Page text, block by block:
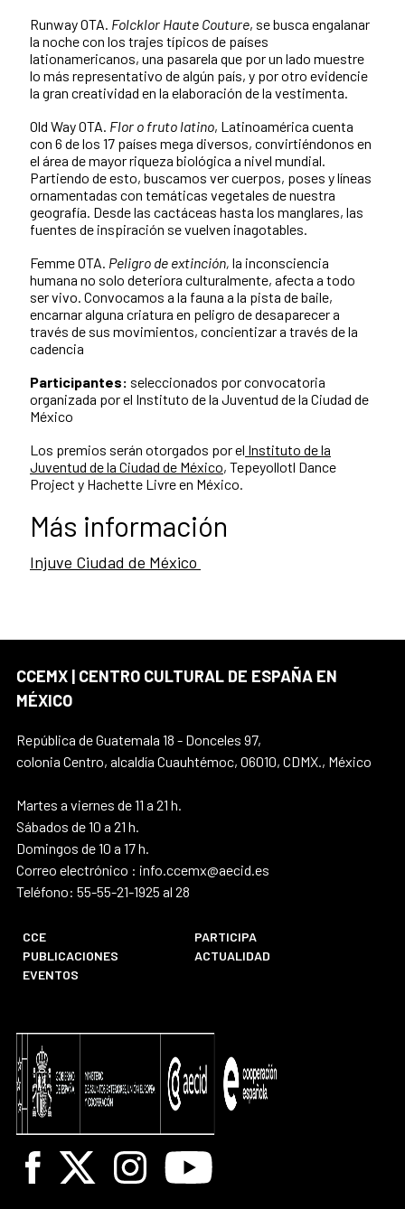
Runway OTA. Folcklor Haute Couture, se busca engalanar
la noche con los trajes típicos de países
lationamericanos, una pasarela que por un lado muestre
lo más representativo de algún país, y por otro evidencie
la gran creatividad en la elaboración de la vestimenta.
Old Way OTA. Flor o fruto latino, Latinoamérica cuenta
con 6 de los 17 países mega diversos, convirtiéndonos en
el área de mayor riqueza biológica a nivel mundial.
Partiendo de esto, buscamos ver cuerpos, poses y líneas
ornamentadas con temáticas vegetales de nuestra
geografía. Desde las cactáceas hasta los manglares, las
fuentes de inspiración se vuelven inagotables.
Femme OTA. Peligro de extinción, la inconsciencia
humana no solo deteriora culturalmente, afecta a todo
ser vivo. Convocamos a la fauna a la pista de baile,
encarnar alguna criatura en peligro de desaparecer a
través de sus movimientos, concientizar a través de la
cadencia
Participantes: seleccionados por convocatoria
organizada por el Instituto de la Juventud de la Ciudad de
México
Los premios serán otorgados por el Instituto de la
Juventud de la Ciudad de México, Tepeyollotl Dance
Project y Hachette Livre en México.
Más información
Injuve Ciudad de México
CCEMX | CENTRO CULTURAL DE ESPAÑA EN
MÉXICO
República de Guatemala 18 - Donceles 97,
colonia Centro, alcaldía Cuauhtémoc, 06010, CDMX., México
Martes a viernes de 11 a 21 h.
Sábados de 10 a 21 h.
Domingos de 10 a 17 h.
Correo electrónico : info.ccemx@aecid.es
Teléfono: 55-55-21-1925 al 28
CCE
PARTICIPA
PUBLICACIONES
ACTUALIDAD
EVENTOS
Facebook
X InstagramYoutube